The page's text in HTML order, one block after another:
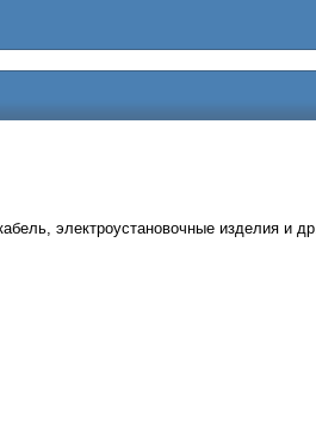
электроустановочные изделия и др.